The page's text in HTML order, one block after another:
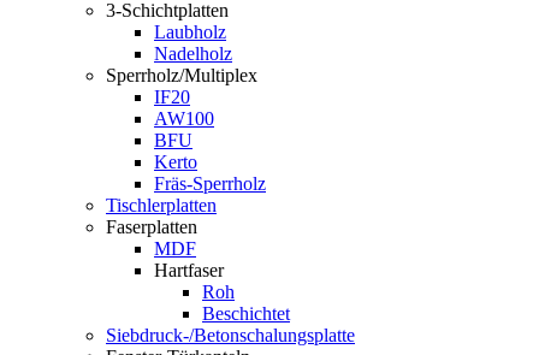
3-Schichtplatten
Laubholz
Nadelholz
Sperrholz/Multiplex
IF20
AW100
BFU
Kerto
Fräs-Sperrholz
Tischlerplatten
Faserplatten
MDF
Hartfaser
Roh
Beschichtet
Siebdruck-/Betonschalungsplatte